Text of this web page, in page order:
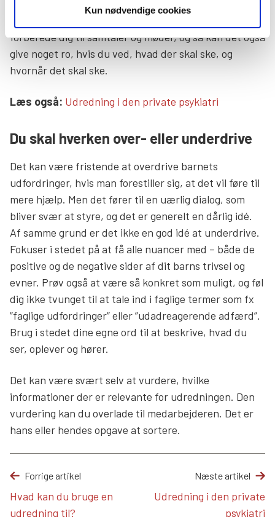
Kun nødvendige cookies
Det er en god idé, hvis du tidligt i forløbet i psykiatrien
forberede dig til samtaler og møder, og så kan det også
give noget ro, hvis du ved, hvad der skal ske, og
hvornår det skal ske.
Læs mere links
Læs også: Udredning i den private psykiatri
Du skal hverken over- eller underdrive
Det kan være fristende at overdrive barnets
udfordringer, hvis man forestiller sig, at det vil føre til
mere hjælp. Men det fører til en uærlig dialog, som
bliver svær at styre, og det er generelt en dårlig idé.
Af samme grund er det ikke en god idé at underdrive.
Fokuser i stedet på at få alle nuancer med – både de
positive og de negative sider af dit barns trivsel og
evner. Prøv også at være så konkret som muligt, og føl
dig ikke tvunget til at tale ind i faglige termer som fx
”faglige udfordringer” eller ”udadreagerende adfærd”.
Brug i stedet dine egne ord til at beskrive, hvad du
ser, oplever og hører.
Det kan være svært selv at vurdere, hvilke
informationer der er relevante for udredningen. Den
vurdering kan du overlade til medarbejderen. Det er
hans eller hendes opgave at sortere.
Forrige artikel
Hvad kan du bruge en
udredning til?
Næste artikel
Udredning i den private
psykiatri